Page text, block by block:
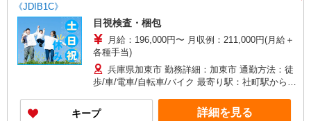
《JDIB1C》
目視検査・梱包
月給：196,000円〜 月収例：211,000円(月給＋
各種手当)
兵庫県加東市 勤務詳細：加東市 通勤方法：徒
歩/車/電車/自転車/バイク 最寄り駅：社町駅から車
キープ 詳細を見る